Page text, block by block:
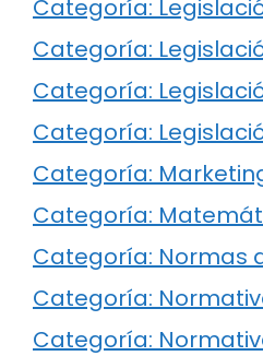
Categoría:
Categoría:
Categoría:
Categoría:
Categoría:
Categoría:
Categoría: Normas
Categoría:
Categoría: